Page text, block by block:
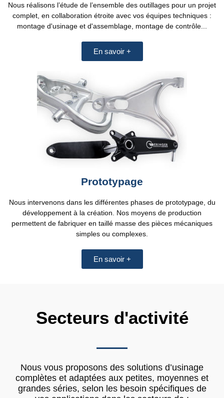
Nous réalisons l’étude de l’ensemble des outillages pour un projet
complet, en collaboration étroite avec vos équipes techniques :
montage d'usinage et d'assemblage, montage de contrôle...
En savoir +
Prototypage
Nous intervenons dans les différentes phases de prototypage, du
développement à la création. Nos moyens de production
permettent de fabriquer en taillé masse des pièces mécaniques
simples ou complexes.
En savoir +
Secteurs d'activité
Nous vous proposons des solutions d’usinage
complètes et adaptées aux petites, moyennes et
grandes séries, selon les besoin spécifiques de